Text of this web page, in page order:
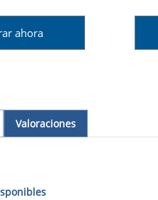
ahora
Valoraciones